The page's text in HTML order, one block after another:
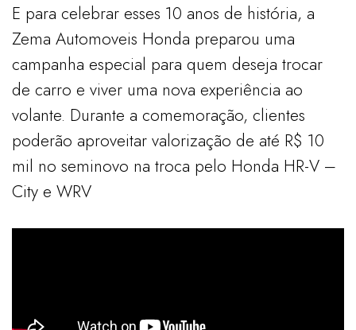
E para celebrar esses 10 anos de história, a
Zema Automoveis Honda preparou uma
campanha especial para quem deseja trocar
de carro e viver uma nova experiência ao
volante. Durante a comemoração, clientes
poderão aproveitar valorização de até R$ 10
mil no seminovo na troca pelo Honda HR-V –
City e WRV